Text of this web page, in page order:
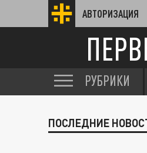
АВТОРИЗАЦИЯ
РУБРИКИ
ПОСЛЕДНИЕ